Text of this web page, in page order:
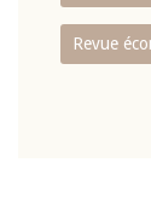
Revue